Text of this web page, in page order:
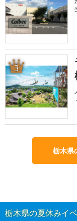
3
栃木県
栃木県の夏休みイ